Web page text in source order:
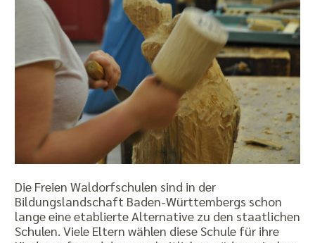
Die Freien Waldorfschulen sind in der
Bildungslandschaft Baden-Württembergs schon
lange eine etablierte Alternative zu den staatlichen
Schulen. Viele Eltern wählen diese Schule für ihre